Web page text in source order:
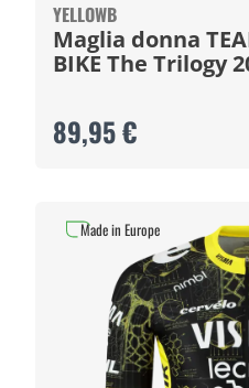
YELLOWB
Maglia donna
BIKE The Trilogy
89,95 €
Made in Europe